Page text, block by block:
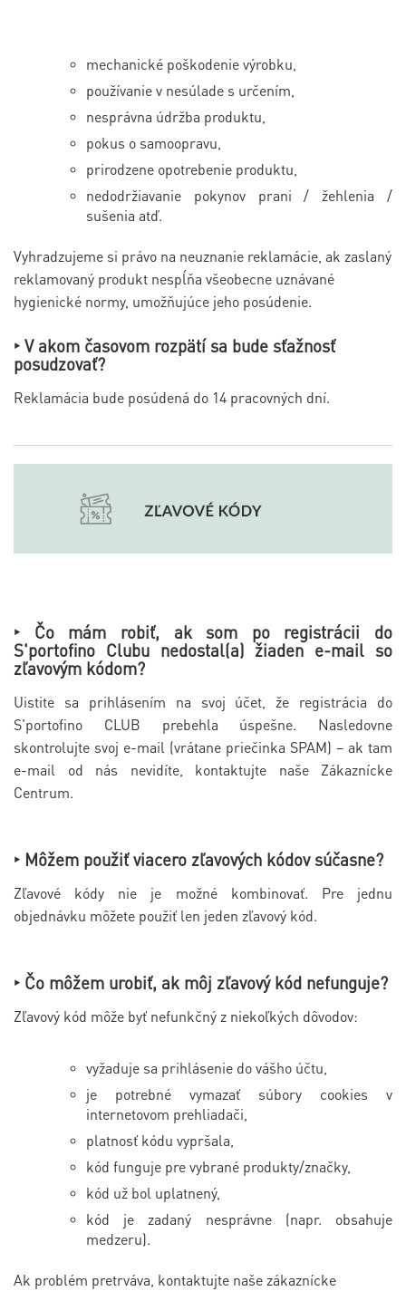
mechanické poškodenie výrobku,
používanie v nesúlade s určením,
nesprávna údržba produktu,
pokus o samoopravu,
prirodzene opotrebenie produktu,
nedodržiavanie pokynov prani / žehlenia /
sušenia atď.
Vyhradzujeme si právo na neuznanie reklamácie, ak zaslaný
reklamovaný produkt nespĺňa všeobecne uznávané
hygienické normy, umožňujúce jeho posúdenie.
‣ V akom časovom rozpätí sa bude sťažnosť
posudzovať?
Reklamácia bude posúdená do 14 pracovných dní.
‣ Čo mám robiť, ak som po registrácii do
S'portofino Clubu nedostal(a) žiaden e-mail so
zľavovým kódom?
Uistite sa prihlásením na svoj účet, že registrácia do
S'portofino CLUB prebehla úspešne. Nasledovne
skontrolujte svoj e-mail (vrátane priečinka SPAM) – ak tam
e-mail od nás nevidíte, kontaktujte naše Zákaznícke
Centrum.
‣ Môžem použiť viacero zľavových kódov súčasne?
Zľavové kódy nie je možné kombinovať. Pre jednu
objednávku môžete použiť len jeden zľavový kód.
‣ Čo môžem urobiť, ak môj zľavový kód nefunguje?
Zľavový kód môže byť nefunkčný z niekoľkých dôvodov:
vyžaduje sa prihlásenie do vášho účtu,
je potrebné vymazať súbory cookies v
internetovom prehliadači,
platnosť kódu vypršala,
kód funguje pre vybrané produkty/značky,
kód už bol uplatnený,
kód je zadaný nesprávne (napr. obsahuje
medzeru).
Ak problém pretrváva, kontaktujte naše zákaznícke